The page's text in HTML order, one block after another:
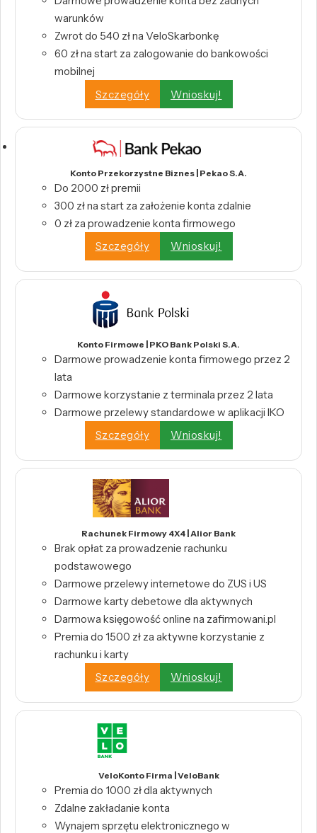
warunków
Zwrot do 540 zł na VeloSkarbonkę
60 zł na start za zalogowanie do bankowości
mobilnej
Szczegóły
Wnioskuj!
Konto Przekorzystne Biznes | Pekao S.A.
Do 2000 zł premii
300 zł na start za założenie konta zdalnie
0 zł za prowadzenie konta firmowego
Szczegóły
Wnioskuj!
Konto Firmowe | PKO Bank Polski S.A.
Darmowe prowadzenie konta firmowego przez 2
lata
Darmowe korzystanie z terminala przez 2 lata
Darmowe przelewy standardowe w aplikacji IKO
Szczegóły
Wnioskuj!
Rachunek Firmowy 4X4 | Alior Bank
Brak opłat za prowadzenie rachunku
podstawowego
Darmowe przelewy internetowe do ZUS i US
Darmowe karty debetowe dla aktywnych
Darmowa księgowość online na zafirmowani.pl
Premia do 1500 zł za aktywne korzystanie z
rachunku i karty
Szczegóły
Wnioskuj!
VeloKonto Firma | VeloBank
Premia do 1000 zł dla aktywnych
Zdalne zakładanie konta
Wynajem sprzętu elektronicznego w